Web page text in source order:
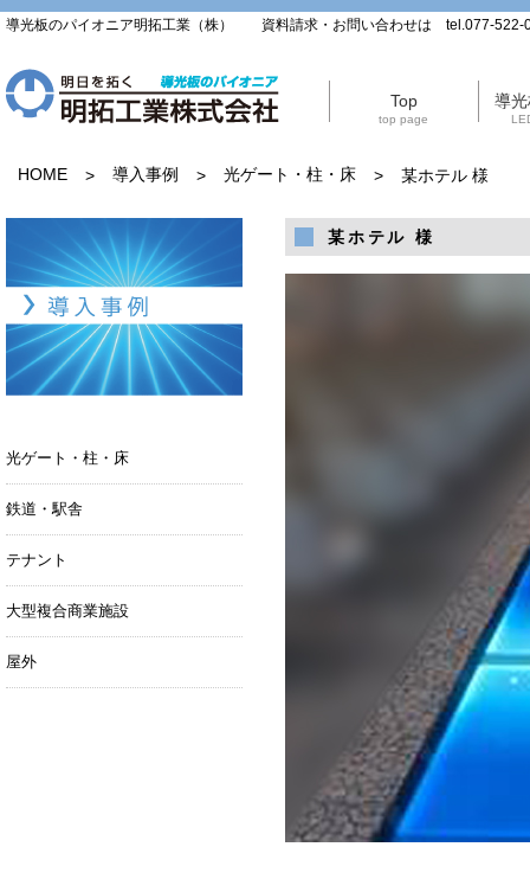
導光板のパイオニア明拓工業（株） 資料請求・お問い合わせは tel.077-522-
Top
top page
導
HOME > 導入事例 > 光ゲート・柱・床 > 某ホテル 様
某ホテル 様
光ゲート・柱・床
鉄道・駅舎
テナント
大型複合商業施設
屋外